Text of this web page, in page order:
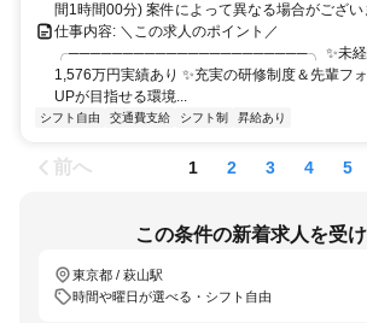
間1時間00分) 案件によって異なる場合がござい
仕事内容: ＼この求人のポイント／
╭──────────────────────╮ ✨未経
1,576万円実績あり ✨充実の研修制度＆先輩フ
UPが目指せる環境...
シフト自由 交通費支給 シフト制 昇給あり
前へ 1 2 3 4 5
この条件の新着求人を受
東京都 / 萩山駅
時間や曜日が選べる・シフト自由